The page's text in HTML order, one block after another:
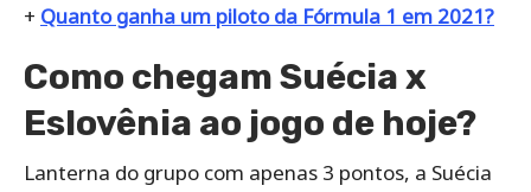
+ Quanto ganha um piloto da Fórmula 1 em 2021?
Como chegam Suécia x
Eslovênia ao jogo de hoje?
Lanterna do grupo com apenas 3 pontos, a Suécia